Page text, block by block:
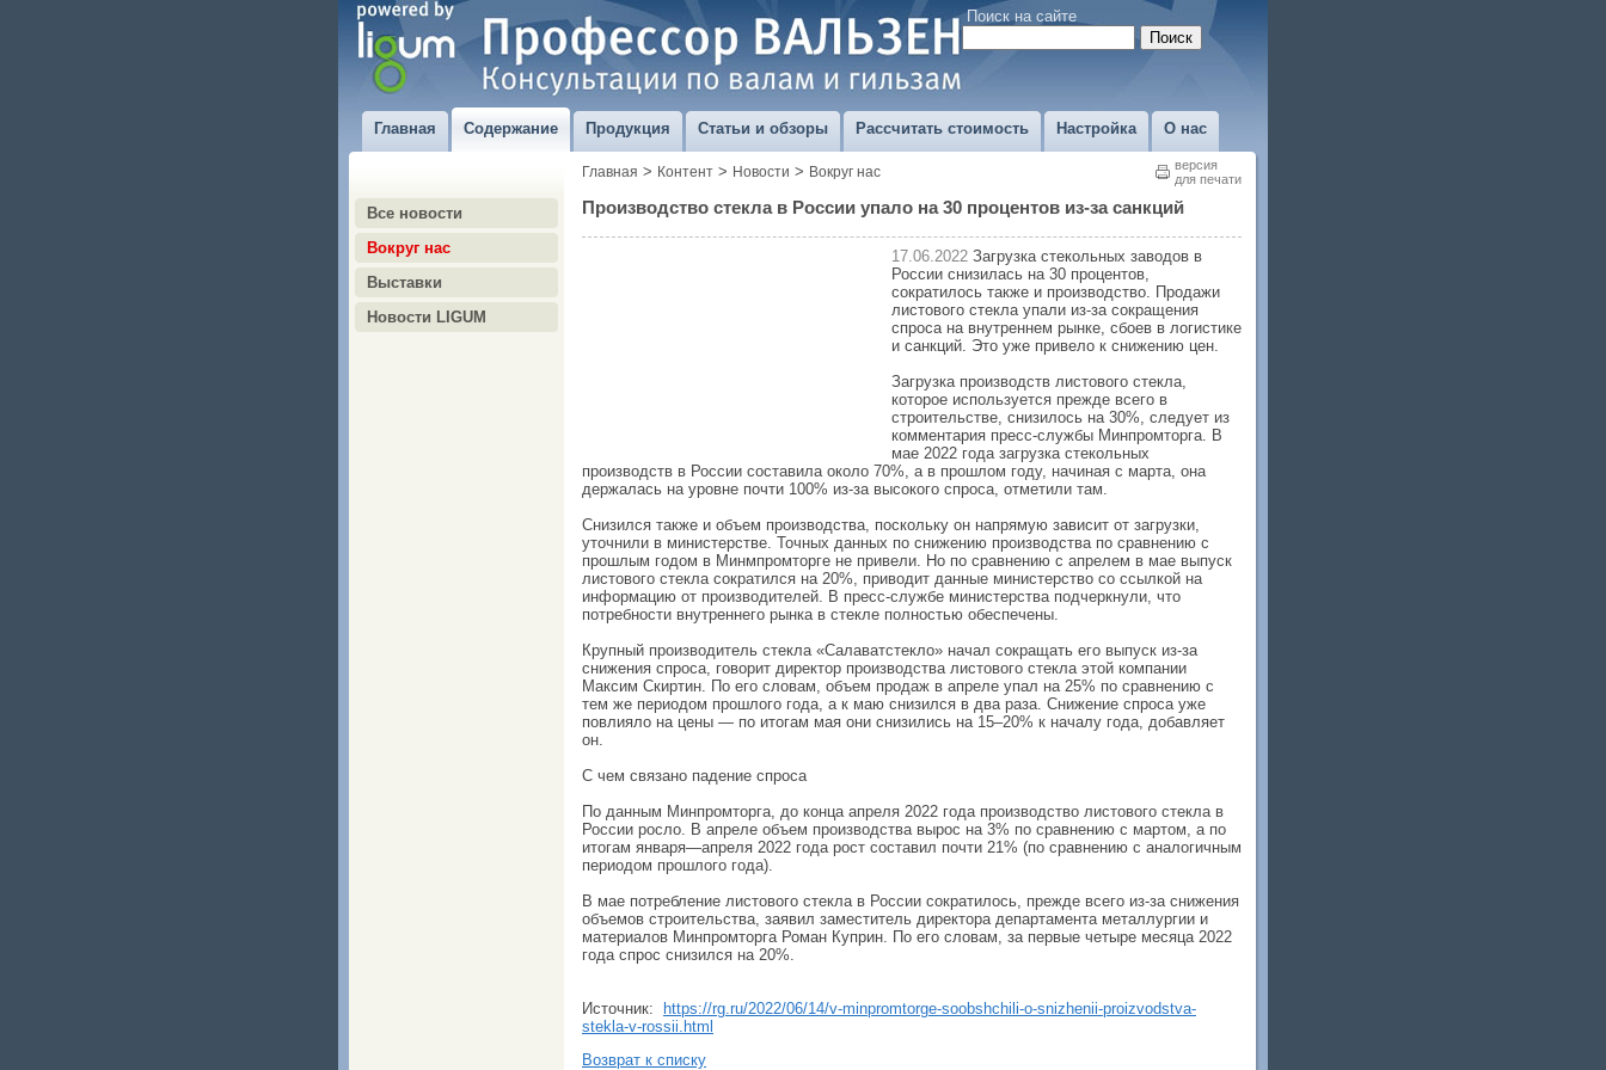
Поиск на сайте
Главная Содержание Продукция Статьи и обзоры Рассчитать стоимость Настройка О нас
Все новости
Вокруг нас
Выставки
Новости LIGUM
версия
для печати
Главная > Контент > Новости > Вокруг нас
Производство стекла в России упало на 30 процентов из-за санкций
17.06.2022 Загрузка стекольных заводов в
России снизилась на 30 процентов,
сократилось также и производство. Продажи
листового стекла упали из-за сокращения
спроса на внутреннем рынке, сбоев в логистике
и санкций. Это уже привело к снижению цен.
Загрузка производств листового стекла,
которое используется прежде всего в
строительстве, снизилось на 30%, следует из
комментария пресс-службы Минпромторга. В
мае 2022 года загрузка стекольных
производств в России составила около 70%, а в прошлом году, начиная с марта, она
держалась на уровне почти 100% из-за высокого спроса, отметили там.
Снизился также и объем производства, поскольку он напрямую зависит от загрузки,
уточнили в министерстве. Точных данных по снижению производства по сравнению с
прошлым годом в Минмпромторге не привели. Но по сравнению с апрелем в мае выпуск
листового стекла сократился на 20%, приводит данные министерство со ссылкой на
информацию от производителей. В пресс-службе министерства подчеркнули, что
потребности внутреннего рынка в стекле полностью обеспечены.
Крупный производитель стекла «Салаватстекло» начал сокращать его выпуск из-за
снижения спроса, говорит директор производства листового стекла этой компании
Максим Скиртин. По его словам, объем продаж в апреле упал на 25% по сравнению с
тем же периодом прошлого года, а к маю снизился в два раза. Снижение спроса уже
повлияло на цены — по итогам мая они снизились на 15–20% к началу года, добавляет
он.
С чем связано падение спроса
По данным Минпромторга, до конца апреля 2022 года производство листового стекла в
России росло. В апреле объем производства вырос на 3% по сравнению с мартом, а по
итогам января—апреля 2022 года рост составил почти 21% (по сравнению с аналогичным
периодом прошлого года).
В мае потребление листового стекла в России сократилось, прежде всего из-за снижения
объемов строительства, заявил заместитель директора департамента металлургии и
материалов Минпромторга Роман Куприн. По его словам, за первые четыре месяца 2022
года спрос снизился на 20%.
Источник:
https://rg.ru/2022/06/14/v-minpromtorge-soobshchili-o-snizhenii-proizvodstva-
stekla-v-rossii.html
Возврат к списку